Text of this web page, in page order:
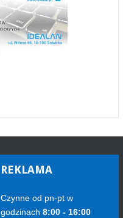
REKLAMA
Czynne od pn-pt w
godzinach 8:00 - 16:00